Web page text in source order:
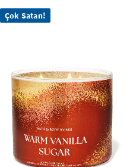
Çok Satan!